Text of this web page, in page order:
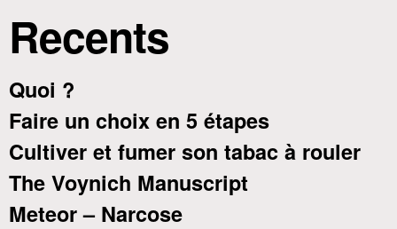
Recents
Quoi ?
Faire un choix en 5 étapes
Cultiver et fumer son tabac à rouler
The Voynich Manuscript
Meteor – Narcose